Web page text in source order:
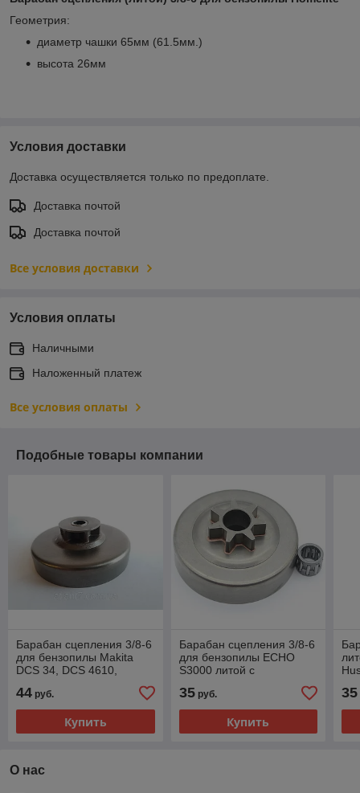
Геометрия:
диаметр чашки 65мм (61.5мм.)
высота 26мм
Условия доставки
Доставка осуществляется только по предоплате.
Доставка почтой
Доставка почтой
Все условия доставки
Условия оплаты
Наличными
Наложенный платеж
Все условия оплаты
Подобные товары компании
Барабан сцепления 3/8-6
для бензопилы Makita
DCS 34, DCS 4610,
44 руб.
Купить
Барабан сцепления 3/8-6
для бензопилы ECHO
S3000 литой с
35руб.
Купить
35
О нас